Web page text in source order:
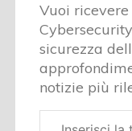
Vuoi
sicurezza
notizie più